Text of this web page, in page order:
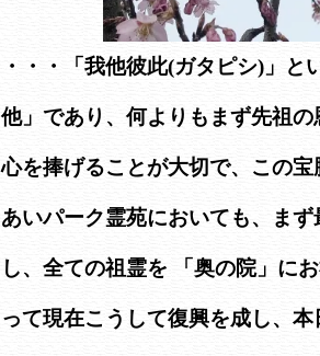
・・・「我他彼此(ガタピシ)」
他」であり、何よりもまず先祖
心を捧げることが大切で、この
あいパーク霊苑においても、ま
し、全ての祖霊を 「奥の院」に
って現在こうして復興を成し、